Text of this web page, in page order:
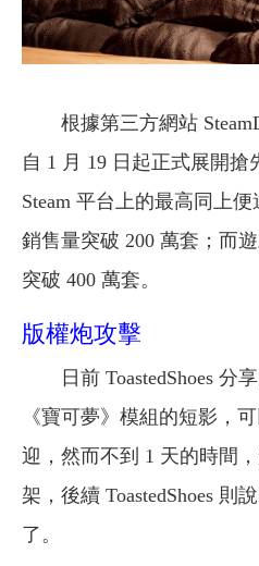
根據第三方網站
自 1 月 19 日起正式展開搶
Steam 平台上的最高同上
銷售量突破 200 萬套；而
突破 400 萬套。
版權炮攻擊
日前 ToastedShoes 分
《寶可夢》模組的短影，
迎，然而不到 1 天的時間
架，後續 ToastedShoes 則
了。